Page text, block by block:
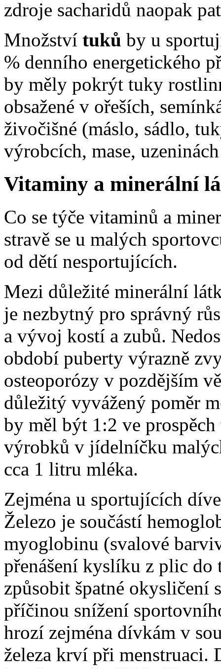
zdroje sacharidů naopak
Množství tuků by u
% denního energetického
by měly pokrýt tuky
obsažené v ořeších,
živočišné (máslo, sádlo,
výrobcích, mase,
Vitaminy a minerální
Co se týče vitaminů a
stravě se u malých
od dětí nesportujících.
Mezi důležité minerální
je nezbytný pro správný
a vývoj kostí a zubů.
období puberty výrazně
osteoporózy v pozdějším
důležitý vyvážený poměr
by měl být 1:2 ve
výrobků v jídelníčku
cca 1 litru mléka.
Zejména u sportujících
Železo je součástí
myoglobinu (svalové
přenášení kyslíku z plic do
způsobit špatné okysličení
příčinou snížení
hrozí zejména dívkám v
železa krví při menstruaci.